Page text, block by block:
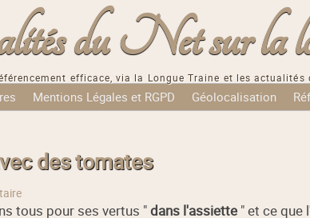
du Net sur la
efficace, via la Longue Traine et les actualités
Mentions Légales et RGPD Géolocalisation
des tomates
tous pour ses vertus "dans l'assiette" et ce que